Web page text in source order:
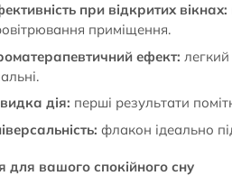
при відкритих вікнах:
приміщення.
ефект:
дія: перші результати
флакон ідеально
для вашого спокійного сну